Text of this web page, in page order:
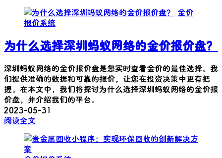
金价
报价系统
为什么选择深圳蚂蚁网络的金价报价盘？
深圳蚂蚁网络的金价报价盘是您实时查看金价的最佳选择。我
们提供准确的数据和可靠的报价，让您在投资决策中更有把
握。在本文中，我们将探讨为什么选择深圳蚂蚁网络的金价报
价盘，并介绍我们的平台。
2023-05-31
阅读全文